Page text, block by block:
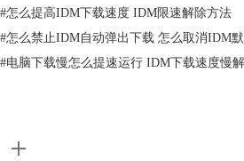
接着，大家在同一个界面中，将IDM的最大
#怎么提高IDM下载速度 IDM限速解除方法
#怎么禁止IDM自动弹出下载 怎么取消IDM
#电脑下载慢怎么提速运行 IDM下载速度慢